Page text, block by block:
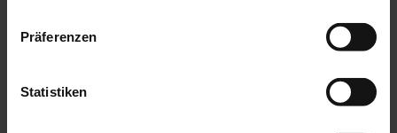
Präferenzen
Statistiken